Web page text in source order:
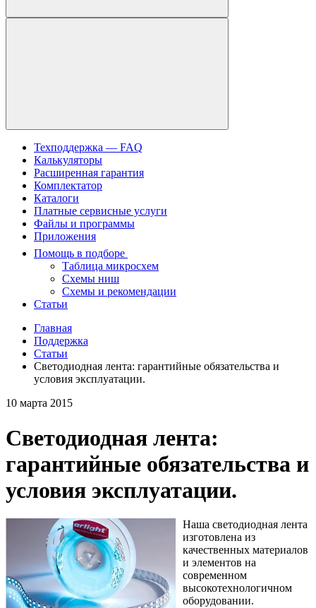
Техподдержка — FAQ
Калькуляторы
Расширенная гарантия
Комплектатор
Каталоги
Платные сервисные услуги
Файлы и программы
Приложения
Помощь в подборе
Таблица микросхем
Схемы ниш
Схемы и рекомендации
Статьи
Главная
Поддержка
Статьи
Светодиодная лента: гарантийные обязательства и
условия эксплуатации.
10 марта 2015
Светодиодная лента:
гарантийные обязательства и
условия эксплуатации.
Наша светодиодная лента
изготовлена из
качественных материалов
и элементов на
современном
высокотехнологичном
оборудовании.